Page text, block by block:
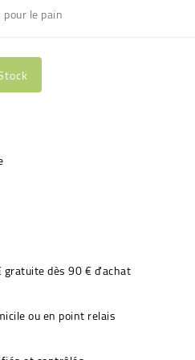
le pain
dès 90 € d'achat
ou en point relais